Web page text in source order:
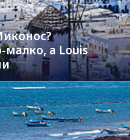
малко, а Louis